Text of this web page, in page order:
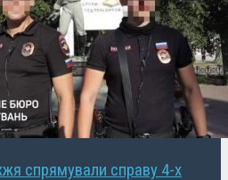
спрямували справу 4-х